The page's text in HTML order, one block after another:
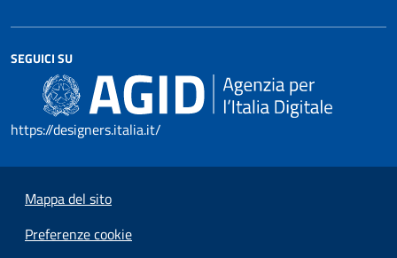
SEGUICI SU
https://designers.italia.it/
Mappa del sito
Preferenze cookie